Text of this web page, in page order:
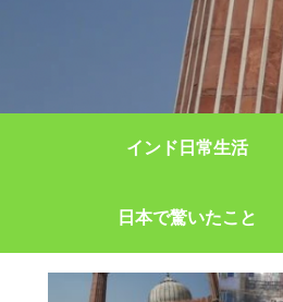
インド日常生活
日本で驚いたこと